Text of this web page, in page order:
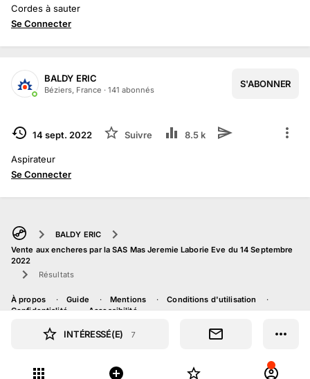
Cordes à sauter
Se Connecter
BALDY ERIC
Béziers, France · 141 abonnés
S'ABONNER
TERMINÉ14 sept. 2022 Suivre 8.5 k
Aspirateur
Se Connecter
BALDY ERIC
Vente aux encheres par la SAS Mas Jeremie Laborie Eve du 14 Septembre
2022
Résultats
À propos Guide Mentions
Conditions d'utilisation
Confidentialité
Accessibilité
INTÉRESSÉ(E) 7